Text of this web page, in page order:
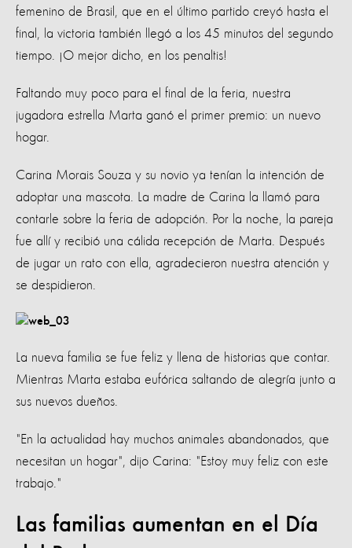
femenino de Brasil, que en el último partido creyó hasta el
final, la victoria también llegó a los 45 minutos del segundo
tiempo. ¡O mejor dicho, en los penaltis!
Faltando muy poco para el final de la feria, nuestra
jugadora estrella Marta ganó el primer premio: un nuevo
hogar.
Carina Morais Souza y su novio ya tenían la intención de
adoptar una mascota. La madre de Carina la llamó para
contarle sobre la feria de adopción. Por la noche, la pareja
fue allí y recibió una cálida recepción de Marta. Después
de jugar un rato con ella, agradecieron nuestra atención y
se despidieron.
La nueva familia se fue feliz y llena de historias que contar.
Mientras Marta estaba eufórica saltando de alegría junto a
sus nuevos dueños.
"En la actualidad hay muchos animales abandonados, que
necesitan un hogar", dijo Carina: "Estoy muy feliz con este
trabajo."
Las familias aumentan en el Día